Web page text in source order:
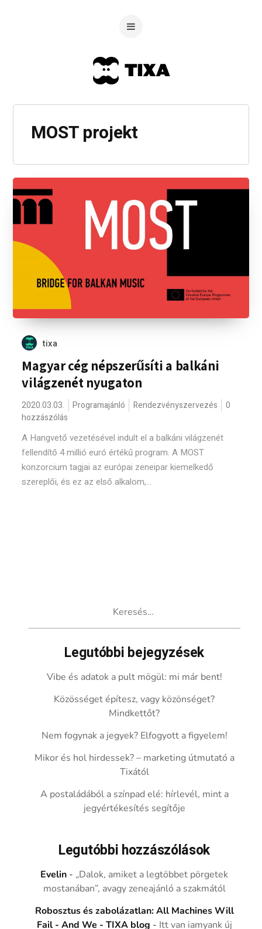
MOST projekt
tixa
Magyar cég népszerűsíti a balkáni
világzenét nyugaton
2020.03.03. Programajánló Rendezvényszervezés
0
hozzászólás
A Hangvető vezetésével indult el a balkáni világzenét
fellendítő 4 millió euró értékű program. A MOST
konzorcium tagjai az európai zeneipar kiemelkedő
szereplői, és ez az első alkalom,...
Legutóbbi bejegyzések
Vibe és adatok a pult mögül: mi már bent!
Közösséget építesz, vagy közönséget?
Mindkettőt?
Nem fogynak a jegyek? Elfogyott a figyelem!
Mikor és hol hirdessek? – marketing útmutató a
Tixától
A postaládából a színpad elé: hírlevél, mint a
jegyértékesítés segítője
Legutóbbi hozzászólások
Evelin - „Dalok, amiket a legtöbbet pörgetek
mostanában”, avagy zeneajánló a szakmától
Robosztus és zabolázatlan: All Machines Will
Fail - And We - TIXA blog - Itt van iamyank új